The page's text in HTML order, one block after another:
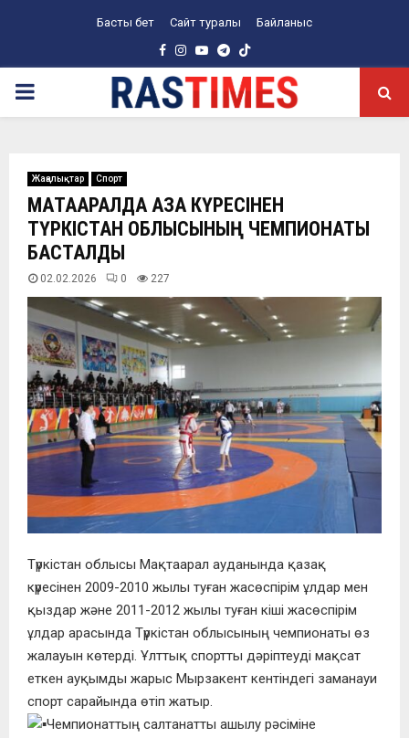
Басты бет Сайт туралы Байланыс
Facebook
Instagram
YoutubeTelegram
PRIMARY
Жаңалықтар Спорт
МАҚТААРАЛДА ҚАЗАҚ КҮРЕСІНЕН
ТҮРКІСТАН ОБЛЫСЫНЫҢ ЧЕМПИОНАТЫ
БАСТАЛДЫ
02.02.2026 0 227
Түркістан облысы Мақтаарал ауданында қазақ
күресінен 2009-2010 жылы туған жасөспірім ұлдар мен
қыздар және 2011-2012 жылы туған кіші жасөспірім
ұлдар арасында Түркістан облысының чемпионаты өз
жалауын көтерді. Ұлттық спортты дәріптеуді мақсат
еткен ауқымды жарыс Мырзакент кентіндегі заманауи
спорт сарайында өтіп жатыр.
Чемпионаттың салтанатты ашылу рәсіміне